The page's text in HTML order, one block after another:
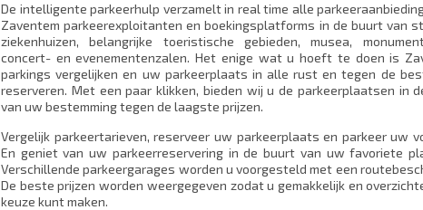
De intelligente parkeerhulp verzamelt in real time alle
Zaventem parkeerexploitanten en boekingsplatforms in de buurt van
ziekenhuizen, belangrijke toeristische gebieden, musea,
concert- en evenementenzalen. Het enige wat u hoeft te doen is
parkings vergelijken en uw parkeerplaats in alle rust en tegen de
reserveren. Met een paar klikken, bieden wij u de parkeerplaatsen in
van uw bestemming tegen de laagste prijzen.
Vergelijk parkeertarieven, reserveer uw parkeerplaats en parkeer uw
En geniet van uw parkeerreservering in de buurt van uw favoriete
Verschillende parkeergarages worden u voorgesteld met een
De beste prijzen worden weergegeven zodat u gemakkelijk en
keuze kunt maken.